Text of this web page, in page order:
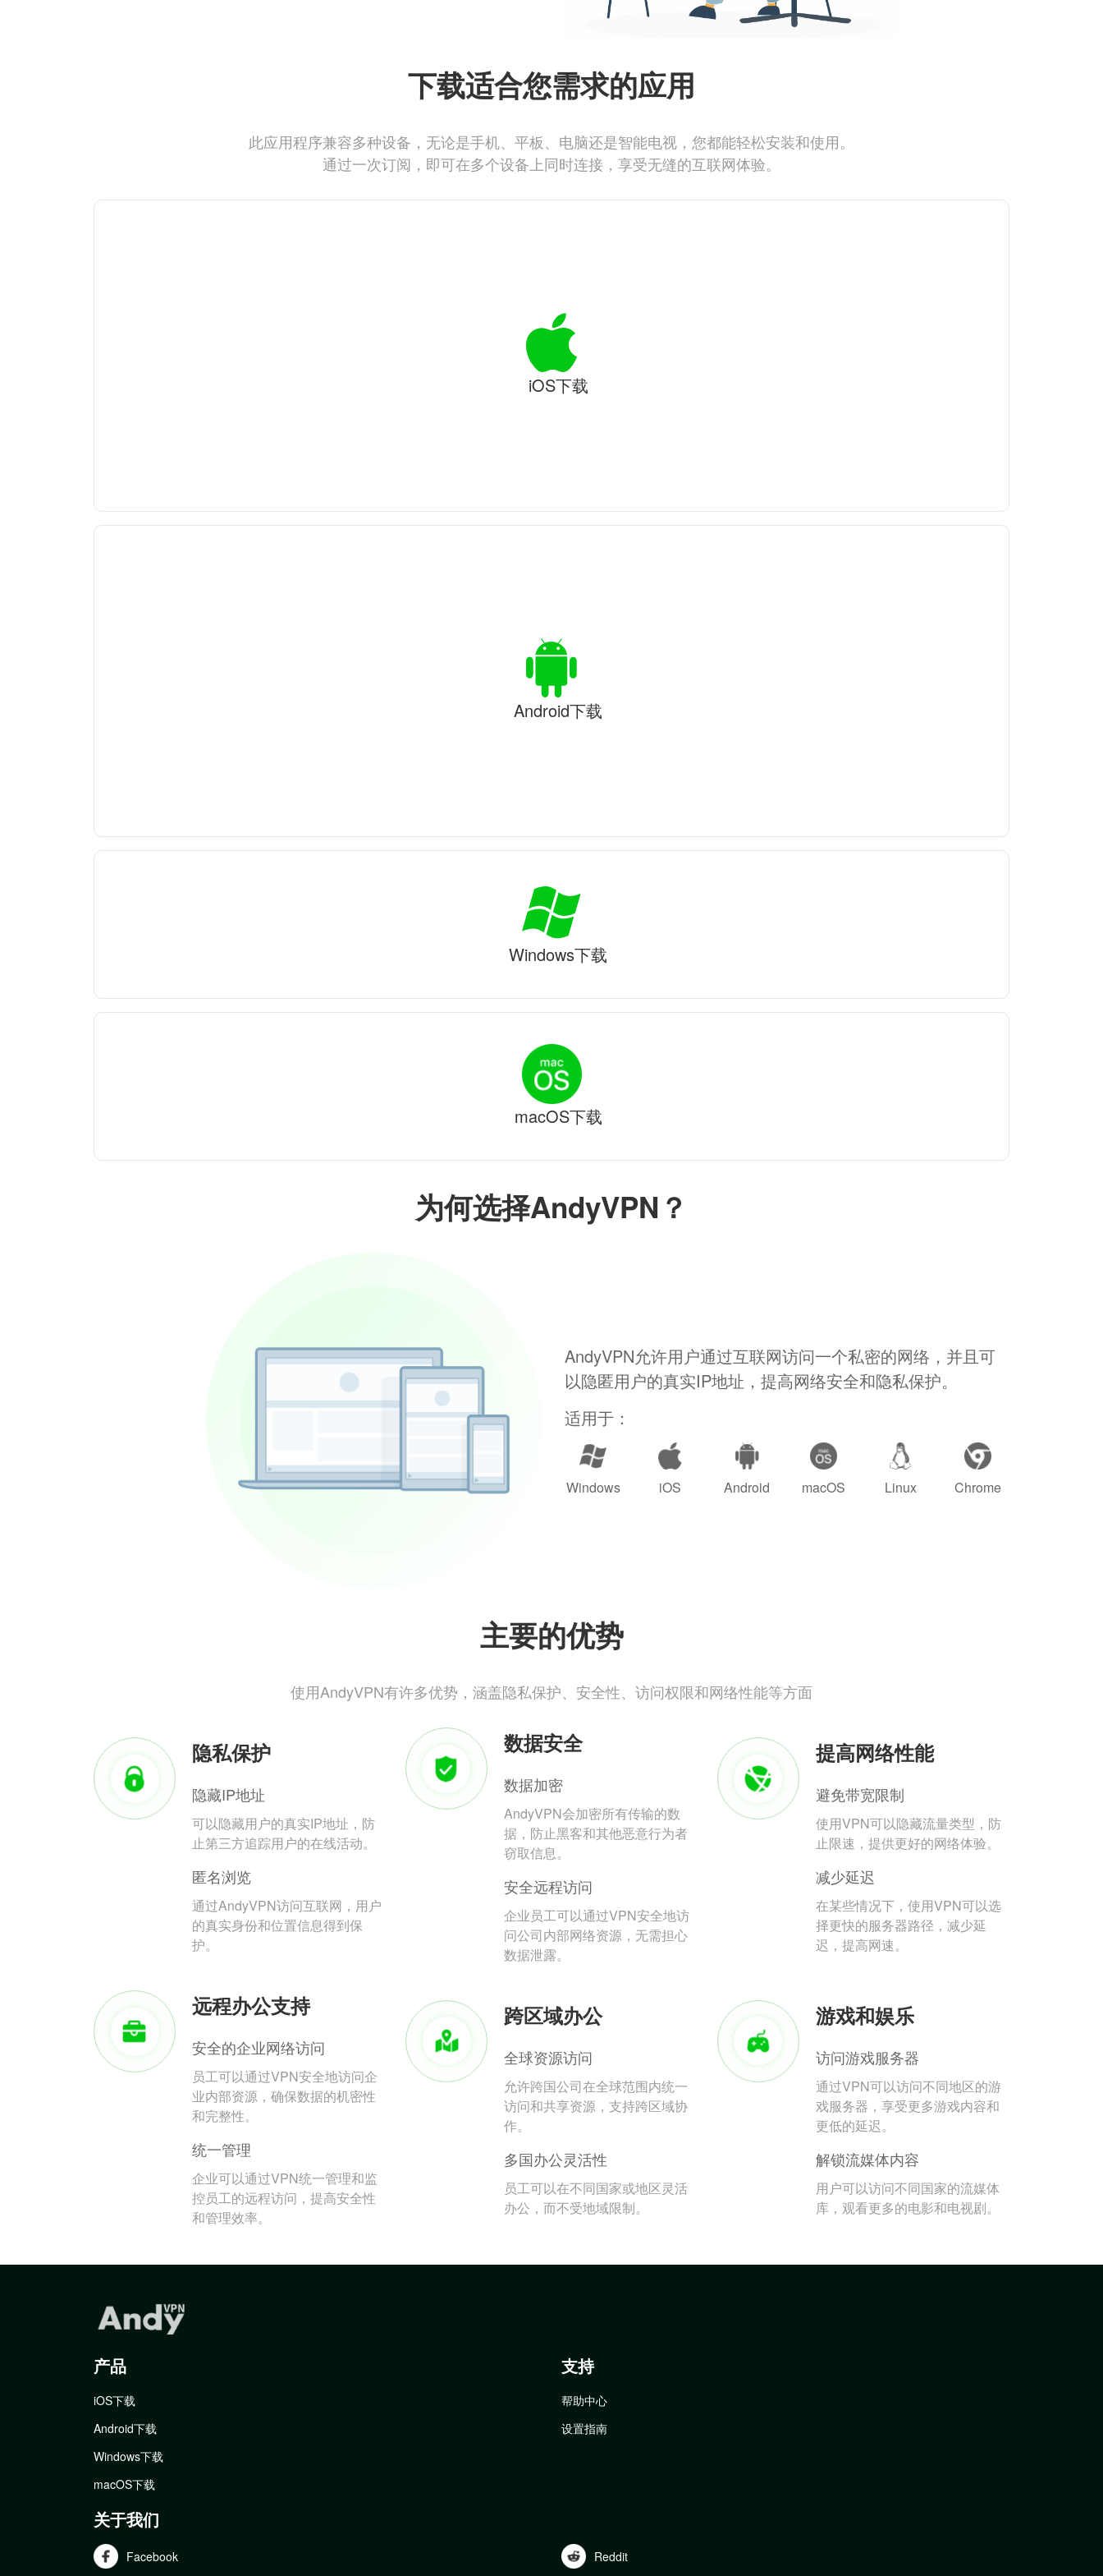
为何选择AndyVPN？
AndyVPN允许用户通过互联网访问一个私密的网络，并且可
以隐匿用户的真实IP地址，提高网络安全和隐私保护。
适用于：
Windows iOS Android macOS Linux Chrome
主要的优势
使用AndyVPN有许多优势，涵盖隐私保护、安全性、访问权限和网络性能等方面
隐私保护
隐藏IP地址
可以隐藏用户的真实IP地址，防
止第三方追踪用户的在线活动。
匿名浏览
通过AndyVPN访问互联网，用户
的真实身份和位置信息得到保
护。
数据安全
数据加密
AndyVPN会加密所有传输的数
据，防止黑客和其他恶意行为者
窃取信息。
安全远程访问
企业员工可以通过VPN安全地访
问公司内部网络资源，无需担心
数据泄露。
提高网络性能
避免带宽限制
使用VPN可以隐藏流量类型，防
止限速，提供更好的网络体验。
减少延迟
在某些情况下，使用VPN可以选
择更快的服务器路径，减少延
迟，提高网速。
远程办公支持
安全的企业网络访问
员工可以通过VPN安全地访问企
业内部资源，确保数据的机密性
和完整性。
统一管理
企业可以通过VPN统一管理和监
控员工的远程访问，提高安全性
和管理效率。
跨区域办公
全球资源访问
允许跨国公司在全球范围内统一
访问和共享资源，支持跨区域协
作。
多国办公灵活性
员工可以在不同国家或地区灵活
办公，而不受地域限制。
游戏和娱乐
访问游戏服务器
通过VPN可以访问不同地区的游
戏服务器，享受更多游戏内容和
更低的延迟。
解锁流媒体内容
用户可以访问不同国家的流媒体
库，观看更多的电影和电视剧。
下载适合您需求的应用
此应用程序兼容多种设备，无论是手机、平板、电脑还是智能电视，您都能轻松安装和使用。
通过一次订阅，即可在多个设备上同时连接，享受无缝的互联网体验。
iOS下载
Android下载
Windows下载
macOS下载
产品
iOS下载
Android下载
Windows下载
macOS下载
支持
帮助中心
设置指南
关于我们
Facebook Reddit